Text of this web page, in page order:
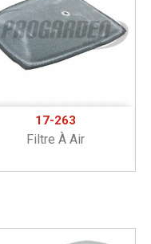
17-263
Filtre À Air